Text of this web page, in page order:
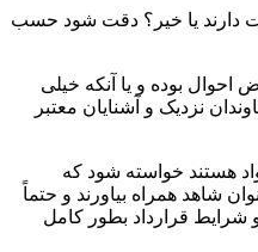
دارند یا خیر؟ دقت شود حسب
احوال بوده و یا آنکه خیلی
نزدیک و آشنایان معتبر
هستند خواسته شود که
شاهد همراه بیاورند و حتماً
شرایط قرارداد بطور کامل